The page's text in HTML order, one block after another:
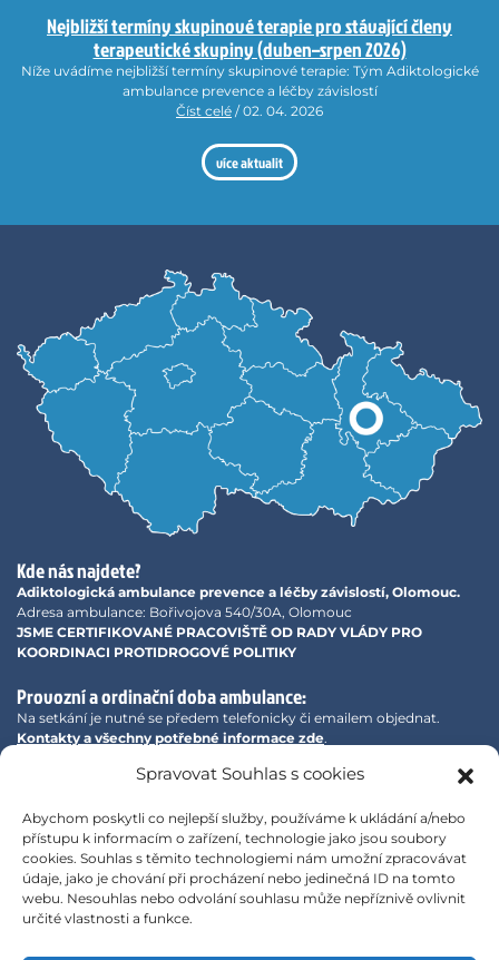
Spravovat Souhlas s cookies
Abychom poskytli co nejlepší služby, používáme k ukládání a/nebo
přístupu k informacím o zařízení, technologie jako jsou soubory
cookies. Souhlas s těmito technologiemi nám umožní zpracovávat
údaje, jako je chování při procházení nebo jedinečná ID na tomto
webu. Nesouhlas nebo odvolání souhlasu může nepříznivě ovlivnit
určité vlastnosti a funkce.
Nejbližší termíny skupinové terapie pro stávající členy
terapeutické skupiny (duben–srpen 2026)
Níže uvádíme nejbližší termíny skupinové terapie: Tým Adiktologické
ambulance prevence a léčby závislostí
Číst celé / 02. 04. 2026
více aktualit
Kde nás najdete?
Adiktologická ambulance prevence a léčby závislostí, Olomouc.
Adresa ambulance: Bořivojova 540/30A, Olomouc
JSME CERTIFIKOVANÉ PRACOVIŠTĚ OD RADY VLÁDY PRO
KOORDINACI PROTIDROGOVÉ POLITIKY
Provozní a ordinační doba ambulance:
Na setkání je nutné se předem telefonicky či emailem objednat.
Kontakty a všechny potřebné informace zde.
Adiktologická ambulance prevence a léčby závislostí na